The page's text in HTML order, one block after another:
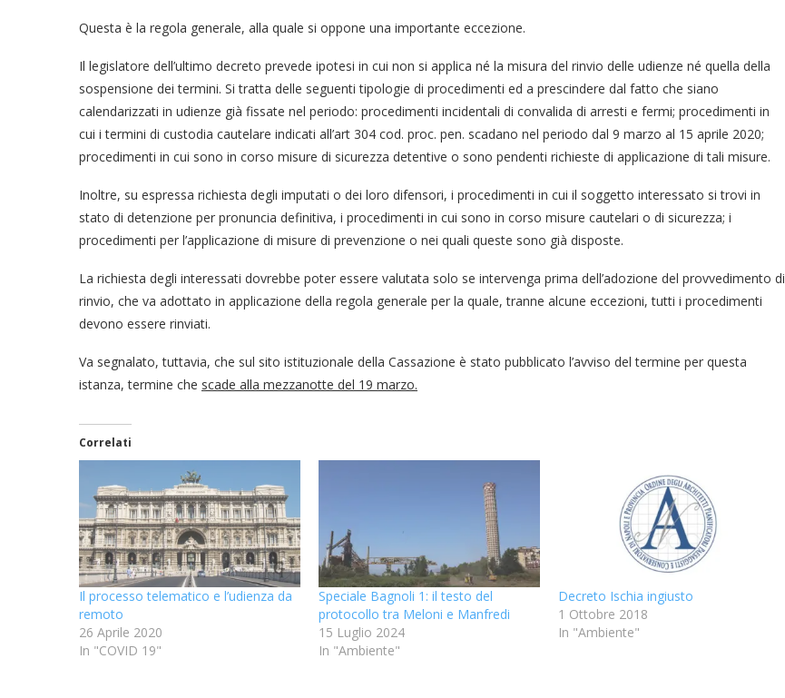
Questa è la regola generale, alla quale si oppone una importante eccezione.
Il legislatore dell’ultimo decreto prevede ipotesi in cui non si applica né la misura del rinvio delle udienze né quella della
sospensione dei termini. Si tratta delle seguenti tipologie di procedimenti ed a prescindere dal fatto che siano
calendarizzati in udienze già fissate nel periodo: procedimenti incidentali di convalida di arresti e fermi; procedimenti in
cui i termini di custodia cautelare indicati all’art 304 cod. proc. pen. scadano nel periodo dal 9 marzo al 15 aprile 2020;
procedimenti in cui sono in corso misure di sicurezza detentive o sono pendenti richieste di applicazione di tali misure.
Inoltre, su espressa richiesta degli imputati o dei loro difensori, i procedimenti in cui il soggetto interessato si trovi in
stato di detenzione per pronuncia definitiva, i procedimenti in cui sono in corso misure cautelari o di sicurezza; i
procedimenti per l’applicazione di misure di prevenzione o nei quali queste sono già disposte.
La richiesta degli interessati dovrebbe poter essere valutata solo se intervenga prima dell’adozione del provvedimento di
rinvio, che va adottato in applicazione della regola generale per la quale, tranne alcune eccezioni, tutti i procedimenti
devono essere rinviati.
Va segnalato, tuttavia, che sul sito istituzionale della Cassazione è stato pubblicato l’avviso del termine per questa
istanza, termine che scade alla mezzanotte del 19 marzo.
Correlati
Il processo telematico e l’udienza da
remoto
26 Aprile 2020
In "COVID 19"
Speciale Bagnoli 1: il testo del
protocollo tra Meloni e Manfredi
15 Luglio 2024
In "Ambiente"
Decreto Ischia ingiusto
1 Ottobre 2018
In "Ambiente"